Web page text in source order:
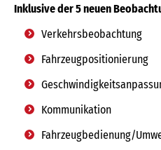
Inklusive der 5 neuen
Verkehrsbeobachtung
Fahrzeugpositionierung
Kommunikation
Fahrzeugbedienung/